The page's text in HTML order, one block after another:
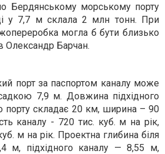
Бердянському морському порту
у 7,7 м склала 2 млн тонн. При
могла б бути близько
Олександр Барчан.
порт за паспортом каналу може
7,9 м. Довжина підхідного
порту складає 20 км, ширина – 90
каналу - 720 тис. куб. м на рік,
м на рік. Проектна глибина біля
м, підхідного каналу — 8,55 м,